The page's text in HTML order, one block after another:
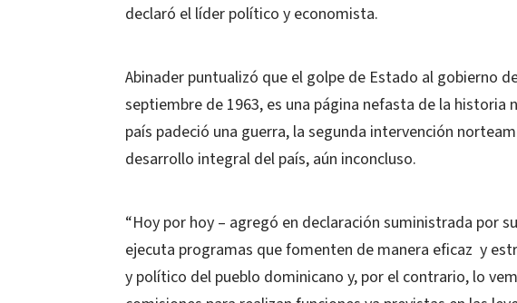
declaró el líder político y economista.
Abinader puntualizó que el golpe de Estado al gobierno
septiembre de 1963, es una página nefasta de la historia
país padeció una guerra, la segunda intervención
desarrollo integral del país, aún inconcluso.
“Hoy por hoy – agregó en declaración suministrada por
ejecuta programas que fomenten de manera eficaz y
y político del pueblo dominicano y, por el contrario, lo